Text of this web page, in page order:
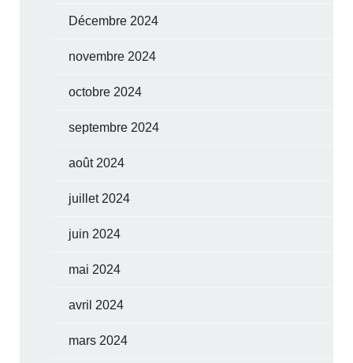
Décembre 2024
novembre 2024
octobre 2024
septembre 2024
août 2024
juillet 2024
juin 2024
mai 2024
avril 2024
mars 2024